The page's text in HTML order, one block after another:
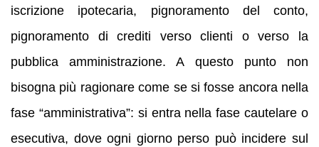
iscrizione ipotecaria, pignoramento del conto,
pignoramento di crediti verso clienti o verso la
pubblica amministrazione. A questo punto non
bisogna più ragionare come se si fosse ancora nella
fase “amministrativa”: si entra nella fase cautelare o
esecutiva, dove ogni giorno perso può incidere sul